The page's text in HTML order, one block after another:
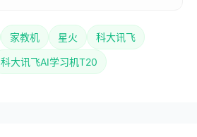
家教机 星火 科大讯飞
科大讯飞AI学习机T20